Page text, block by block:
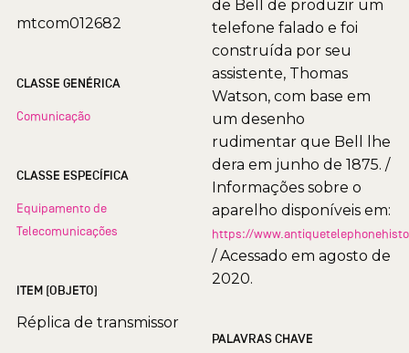
mtcom012682
CLASSE GENÉRICA
Comunicação
CLASSE ESPECÍFICA
Equipamento de
Telecomunicações
ITEM (OBJETO)
Réplica de transmissor
de Bell de produzir um
telefone falado e foi
construída por seu
assistente, Thomas
Watson, com base em
um desenho
rudimentar que Bell lhe
dera em junho de 1875. /
Informações sobre o
aparelho disponíveis em:
https://
/ Acessado em agosto de
2020.
PALAVRAS CHAVE